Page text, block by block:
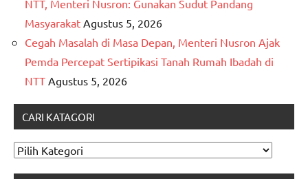
NTT, Menteri Nusron: Gunakan Sudut Pandang
Masyarakat Agustus 5, 2026
Cegah Masalah di Masa Depan, Menteri Nusron Ajak
Pemda Percepat Sertipikasi Tanah Rumah Ibadah di
NTT Agustus 5, 2026
CARI KATAGORI
CARI